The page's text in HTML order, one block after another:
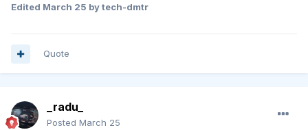
Edited March 25 by tech-dmtr
Quote
_radu_
Posted March 25